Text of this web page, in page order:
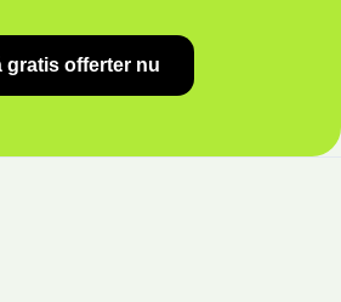
gratis offerter nu